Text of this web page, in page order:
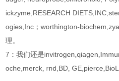
ickzyme,RESEARCH
ogies,Inc；worthington-
理。
7：我们还是
oche,merck, rnd,BD,